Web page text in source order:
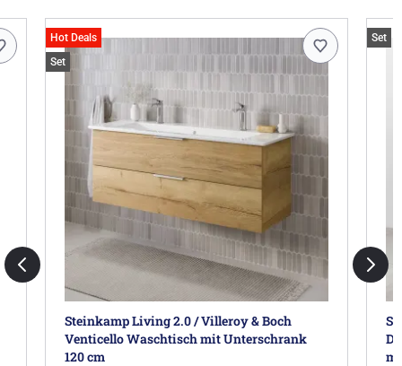
Hot Deals
Set
Steinkamp Living 2.0 / Villeroy & Boch
Venticello Waschtisch mit Unterschrank
120 cm
Set